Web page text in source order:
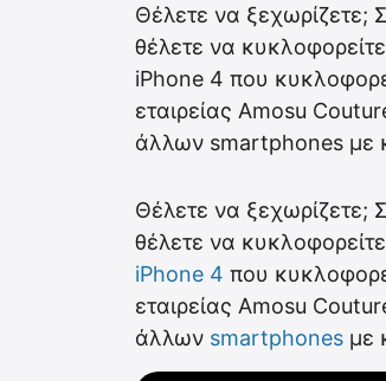
Θέλετε να ξεχωρίζετε;
θέλετε να
iPhone 4 που
εταιρείας Amosu
άλλων smartphones με
Θέλετε να ξεχωρίζετε;
θέλετε να
iPhone 4 που
εταιρείας Amosu
άλλων smartphones με